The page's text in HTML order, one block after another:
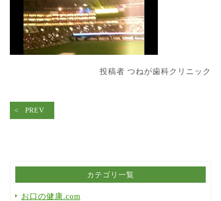
投稿者 つねが歯科クリニック
PREV
カテゴリ一覧
お口の健康.com